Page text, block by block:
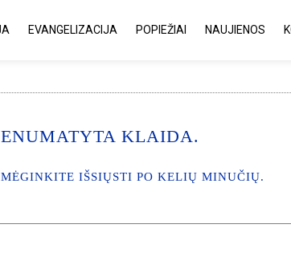
EVANGELIZACIJA POPIEŽIAI NAUJIENOS
KLAIDA.
IŠSIŲSTI PO KELIŲ MINUČIŲ.